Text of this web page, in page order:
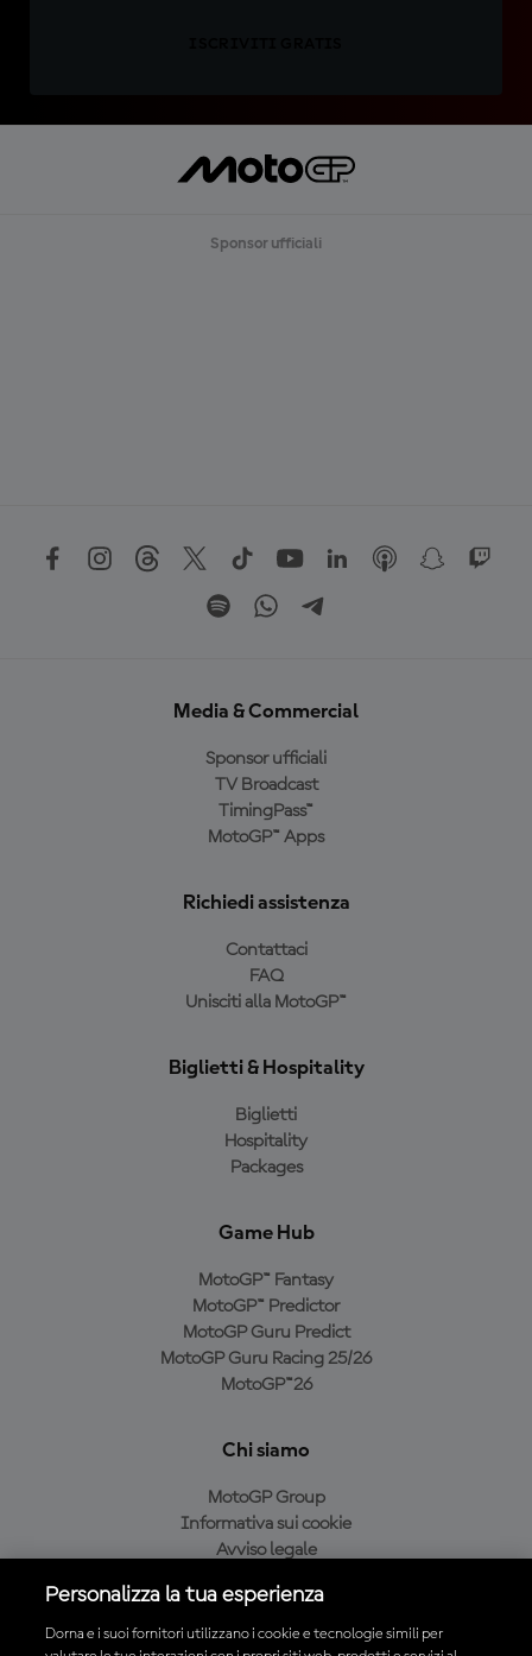
Sponsor ufficiali
Media & Commercial
Sponsor ufficiali
TV Broadcast
TimingPass™
MotoGP™ Apps
Richiedi assistenza
Contattaci
FAQ
Unisciti alla MotoGP™
Biglietti & Hospitality
Biglietti
Hospitality
Packages
Game Hub
MotoGP™ Fantasy
MotoGP™ Predictor
MotoGP Guru Predict
MotoGP Guru Racing 25/26
MotoGP™26
Chi siamo
MotoGP Group
Informativa sui cookie
Avviso legale
Condizioni di acquisto
Personalizza la tua esperienza
Dorna e i suoi fornitori utilizzano i cookie e tecnologie simili per